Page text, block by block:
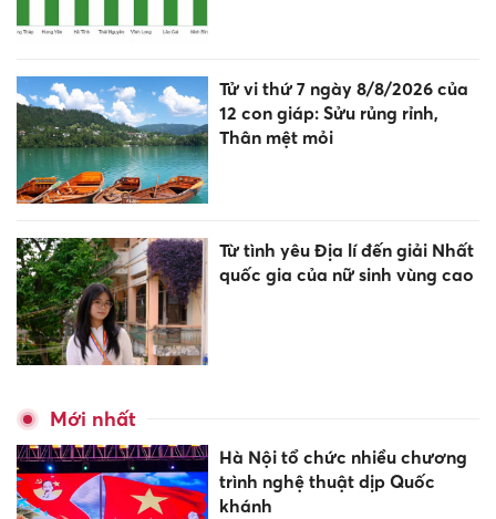
Tử vi thứ 7 ngày 8/8/2026 của
12 con giáp: Sửu rủng rỉnh,
Thân mệt mỏi
Từ tình yêu Địa lí đến giải Nhất
quốc gia của nữ sinh vùng cao
Mới nhất
Hà Nội tổ chức nhiều chương
trình nghệ thuật dịp Quốc
khánh